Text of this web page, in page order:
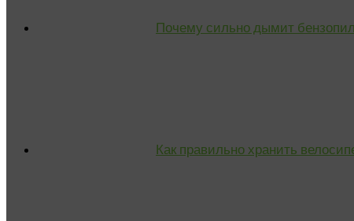
Почему сильно дымит
Как правильно хранить